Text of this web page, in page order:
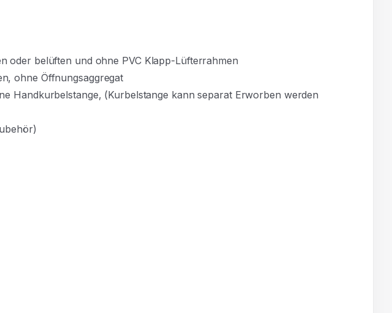
oder belüften und ohne PVC Klapp-Lüfterrahmen
ohne Öffnungsaggregat
Handkurbelstange, (Kurbelstange kann separat Erworben werden